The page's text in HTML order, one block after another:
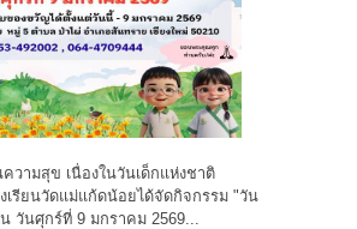
วามสุข เนื่องในวันเด็กแห่งชาติ
เรียนวัดแม่แก้ดน้อยได้จัดกิจกรรม "วัน
วันศุกร์ที่ 9 มกราคม 2569...